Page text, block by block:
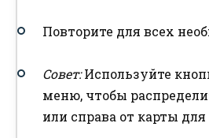
Повторите для всех
Совет:Используйте
меню, чтобы
или справа от карты